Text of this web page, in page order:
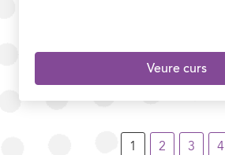
Veure curs
1 2 3 4